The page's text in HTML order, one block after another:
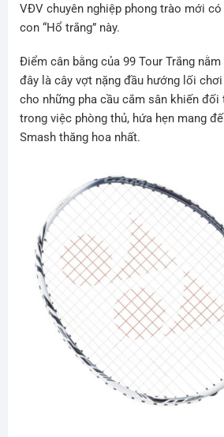
VĐV chuyên nghiệp phong trào mới
con “Hổ trắng” này.
Điểm cân bằng của 99 Tour Trắng
đây là cây vợt nặng đầu hướng lối
cho những pha cầu cắm sân khiến đối
trong việc phòng thủ, hứa hẹn mang
Smash thăng hoa nhất.